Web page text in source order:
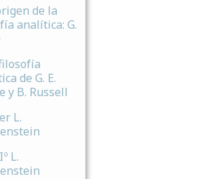
de la
analítica: G.
de G. E.
y B. Russell
L.
L.